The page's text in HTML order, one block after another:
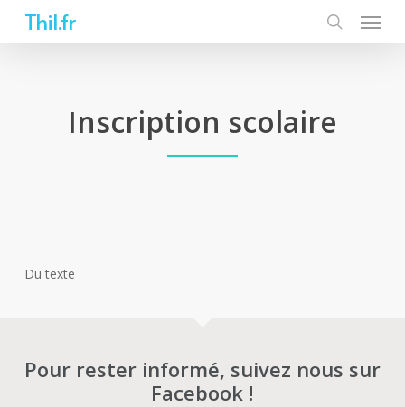
Thil.fr
Inscription scolaire
Du texte
Pour rester informé, suivez nous sur
Facebook !